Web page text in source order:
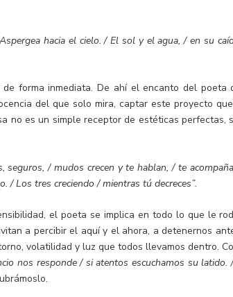
hacia el cielo. / El sol y el agua, / en su
forma inmediata. De ahí el encanto del poeta
del que solo mira, captar este proyecto
no es un simple receptor de estéticas perfectas,
/ mudos crecen y te hablan, / te
/ Los tres creciendo / mientras tú decreces”.
el poeta se implica en todo lo que le
a percibir el aquí y el ahora, a detenernos
volatilidad y luz que todos llevamos dentro.
nos responde / si atentos escuchamos su latido.